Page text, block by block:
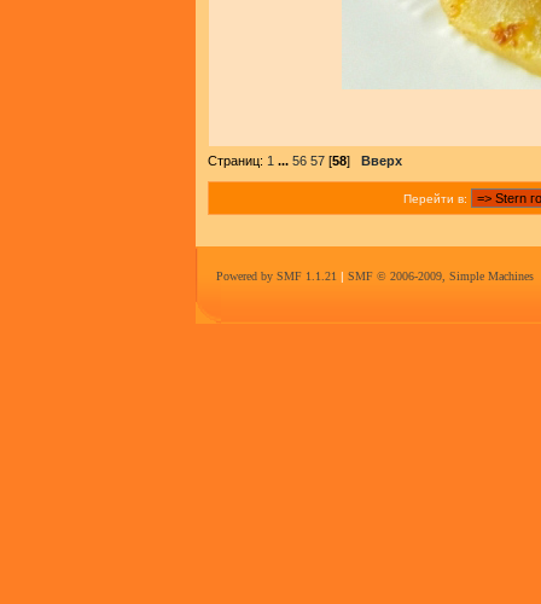
Страниц: 1 ... 56 57 [58] Вверх
Перейти в:
Powered by SMF 1.1.21 | SMF © 2006-2009, Simple Machines